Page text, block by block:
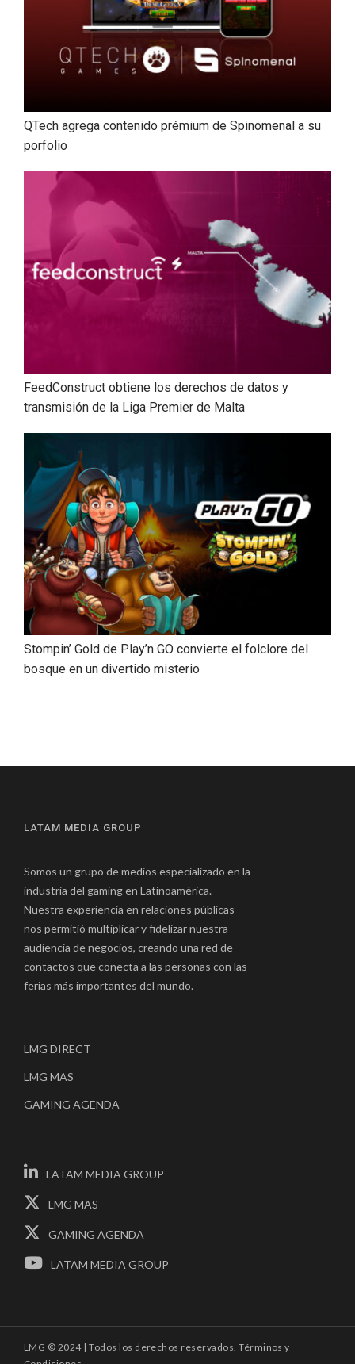
QTech agrega contenido prémium de Spinomenal a su
porfolio
FeedConstruct obtiene los derechos de datos y
transmisión de la Liga Premier de Malta
Stompin’ Gold de Play’n GO convierte el folclore del
bosque en un divertido misterio
LATAM MEDIA GROUP
Somos un grupo de medios especializado en la
industria del gaming en Latinoamérica.
Nuestra experiencia en relaciones públicas
nos permitió multiplicar y fidelizar nuestra
audiencia de negocios, creando una red de
contactos que conecta a las personas con las
ferias más importantes del mundo.
LMG DIRECT
LMG MAS
GAMING AGENDA
LATAM MEDIA GROUP
LMG MAS
GAMING AGENDA
LATAM MEDIA GROUP
LMG © 2024 | Todos los derechos reservados.Términos y